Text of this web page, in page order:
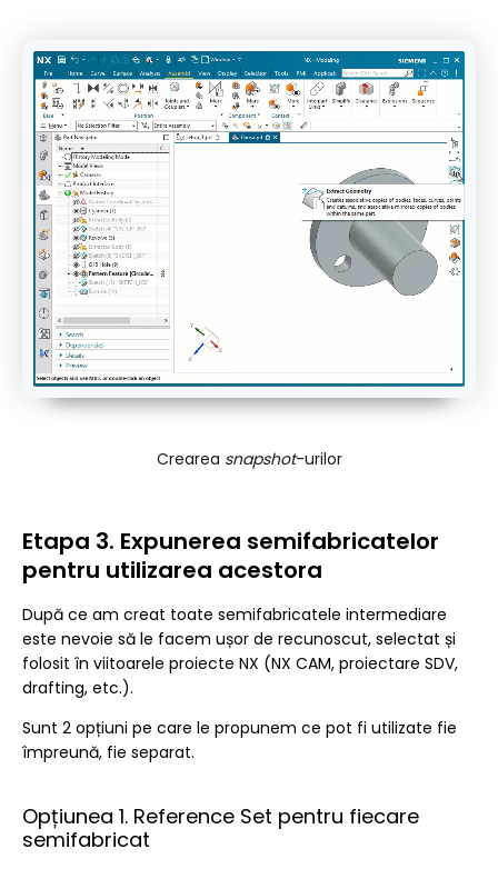
Crearea snapshot-urilor
Etapa 3. Expunerea semifabricatelor
pentru utilizarea acestora
După ce am creat toate semifabricatele intermediare
este nevoie să le facem ușor de recunoscut, selectat și
folosit în viitoarele proiecte NX (NX CAM, proiectare SDV,
drafting, etc.).
Sunt 2 opțiuni pe care le propunem ce pot fi utilizate fie
împreună, fie separat.
Opțiunea 1. Reference Set pentru fiecare
semifabricat